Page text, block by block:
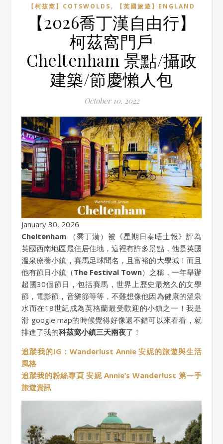
【柯茲窩】COTSWOLDS, 【英國旅遊】ENGLAND
【2026喬丁漢自由行】
柯茲窩門戶
Cheltenham 景點/攝政
建築/節慶懶人包
October 10, 2022
January 30, 2026
Cheltenham （喬丁漢）被《星期日泰晤士報》評為
英國西南地區最佳居住地，這裡有許多景點，他是英國
溫泉療養小鎮，賽馬足球聞名，且富裕的大學城！而且
他有節日小鎮（The Festival Town）之稱，一年舉辦
超國30個節日，包括賽馬，世界上歷史最悠久的文學
節，電影節，音樂節等等，不難想像他因為健康的溫泉
水而在18世紀成為英格蘭最受歡迎的小鎮之一！我是
滑 google map的時候覺得好像還不錯可以來看看，就
排進了我的科茲窩小鎮三天兩夜了！
追蹤我的IG：Wanderlust Annie 安妮的旅遊與生活
風格
追蹤我的粉絲專頁 安妮 Annie’s Wanderlust 第一手
旅遊資訊